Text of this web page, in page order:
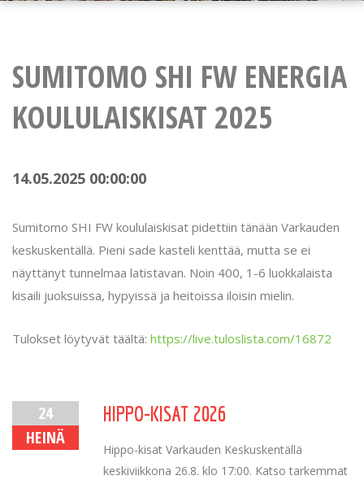
SUMITOMO SHI FW ENERGIA
KOULULAISKISAT 2025
14.05.2025 00:00:00
Sumitomo SHI FW koululaiskisat pidettiin tänään Varkauden
keskuskentällä. Pieni sade kasteli kenttää, mutta se ei
näyttänyt tunnelmaa latistavan. Noin 400, 1-6 luokkalaista
kisaili juoksuissa, hypyissä ja heitoissa iloisin mielin.
Tulokset löytyvät täältä: https://live.tuloslista.com/16872
24
HEINÄ
HIPPO-KISAT 2026
Hippo-kisat Varkauden Keskuskentällä
keskiviikkona 26.8. klo 17:00. Katso tarkemmat